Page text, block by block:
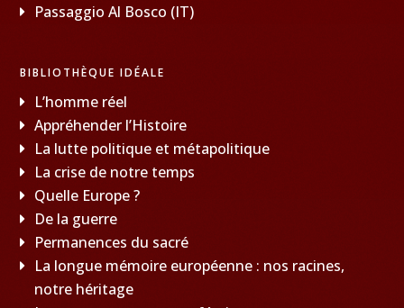
Passaggio Al Bosco (IT)
BIBLIOTHÈQUE IDÉALE
L’homme réel
Appréhender l’Histoire
La lutte politique et métapolitique
La crise de notre temps
Quelle Europe ?
De la guerre
Permanences du sacré
La longue mémoire européenne : nos racines,
notre héritage